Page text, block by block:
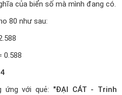
của biển số mà mình đang có.
80 như sau:
0.588
ứng với quẻ: "ĐẠI CÁT - Trinh